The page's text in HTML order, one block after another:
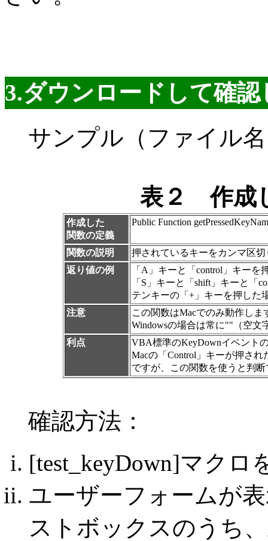
3.ダウンロードして確
サンプル（ファイル
表２ 作成
作成した
関数の定義
Public Function
関数の説明
押されているキーをカンマ区
返り値の例
「A」キーと「control」キーを
「S」キーと「shift」キーと「
テンキーの「+」キーを押した
注意
この関数はMacでのみ動作しま
Windowsの場合は常に""（空文
利点
VBA標準のKeyDownイベント
Macの「Control」キーが押さ
ですが、この関数を使うと判
確認方法：
[test_keyDown]マクロ
ユーザーフォームが
ストボックスのうち